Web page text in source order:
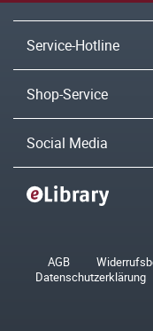
Service-Hotline
Shop-Service
Social Media
AGB
Datenschutzerklärung